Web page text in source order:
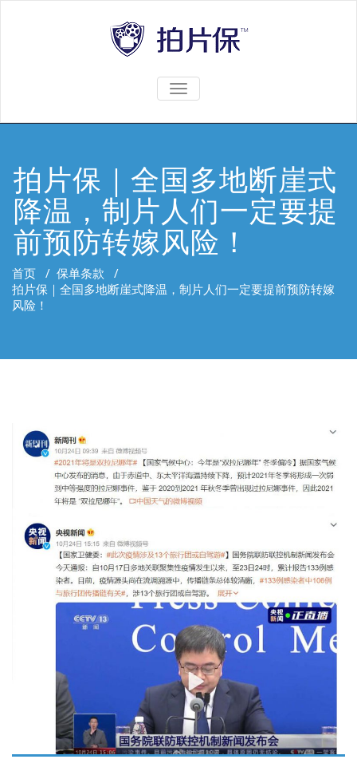
TOGGLE
拍片保｜全国多地断崖式
降温，制片人们一定要提
前预防转嫁风险！
首页 / 保单条款 /
拍片保｜全国多地断崖式降温，制片人们一定要提前预防转嫁
风险！